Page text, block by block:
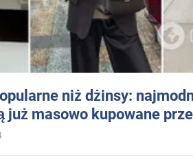
niż dżinsy:
już masowo kupowane